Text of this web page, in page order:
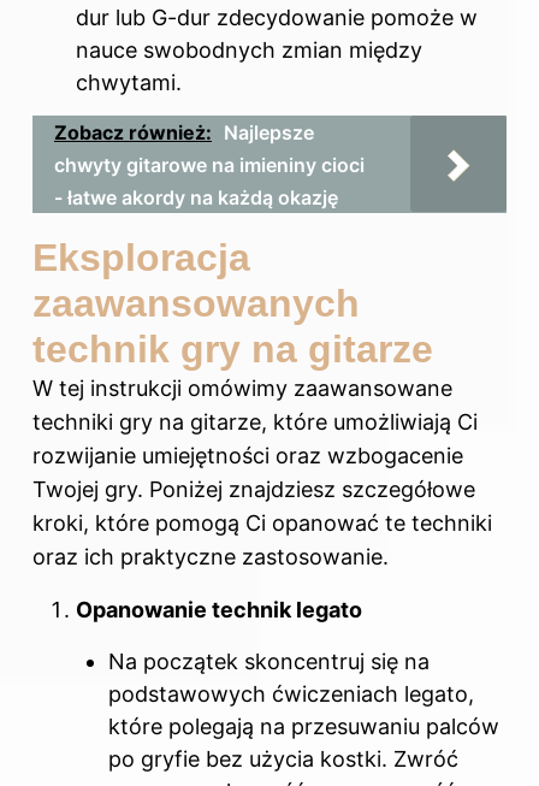
dur lub G-dur zdecydowanie pomoże w
nauce swobodnych zmian między
chwytami.
Zobacz również: Najlepsze
chwyty gitarowe na imieniny cioci
- łatwe akordy na każdą okazję
Eksploracja
zaawansowanych
technik gry na gitarze
W tej instrukcji omówimy zaawansowane
techniki gry na gitarze, które umożliwiają Ci
rozwijanie umiejętności oraz wzbogacenie
Twojej gry. Poniżej znajdziesz szczegółowe
kroki, które pomogą Ci opanować te techniki
oraz ich praktyczne zastosowanie.
Opanowanie technik legato
Na początek skoncentruj się na
podstawowych ćwiczeniach legato,
które polegają na przesuwaniu palców
po gryfie bez użycia kostki. Zwróć